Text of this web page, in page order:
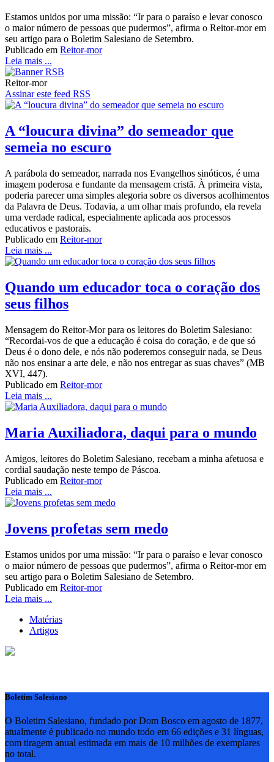
Estamos unidos por uma missão: “Ir para o paraíso e levar conosco
o maior número de pessoas que pudermos”, afirma o Reitor-mor em
seu artigo para o Boletim Salesiano de Setembro.
Publicado em Reitor-mor
Leia mais ...
Reitor-mor
Assinar este feed RSS
A “loucura divina” do semeador que
semeia no escuro
A parábola do semeador, narrada nos Evangelhos sinóticos, é uma
imagem poderosa e fundante da mensagem cristã. À primeira vista,
poderia parecer uma simples alegoria sobre os diversos acolhimentos
da Palavra de Deus. Todavia, a um olhar mais profundo, ela revela
uma verdade radical, especialmente aplicada aos processos
educativos e pastorais.
Publicado em Reitor-mor
Leia mais ...
Quando um educador toca o coração dos
seus filhos
Mensagem do Reitor-Mor para os leitores do Boletim Salesiano:
“Recordai-vos de que a educação é coisa do coração, e de que só
Deus é o dono dele, e nós não poderemos conseguir nada, se Deus
não nos ensinar a arte dele, e não nos entregar as suas chaves” (MB
XVI, 447).
Publicado em Reitor-mor
Leia mais ...
Maria Auxiliadora, daqui para o mundo
Amigos, leitores do Boletim Salesiano, recebam a minha afetuosa e
cordial saudação neste tempo de Páscoa.
Publicado em Reitor-mor
Leia mais ...
Jovens profetas sem medo
Estamos unidos por uma missão: “Ir para o paraíso e levar conosco
o maior número de pessoas que pudermos”, afirma o Reitor-mor em
seu artigo para o Boletim Salesiano de Setembro.
Publicado em Reitor-mor
Leia mais ...
Matérias
Artigos
Boletim Salesiano
O Boletim Salesiano, fundado por Dom Bosco em agosto de 1877,
atualmente é publicado no mundo todo em 66 edições e 31 línguas,
com tiragem anual estimada em mais de 10 milhões de exemplares
no total.